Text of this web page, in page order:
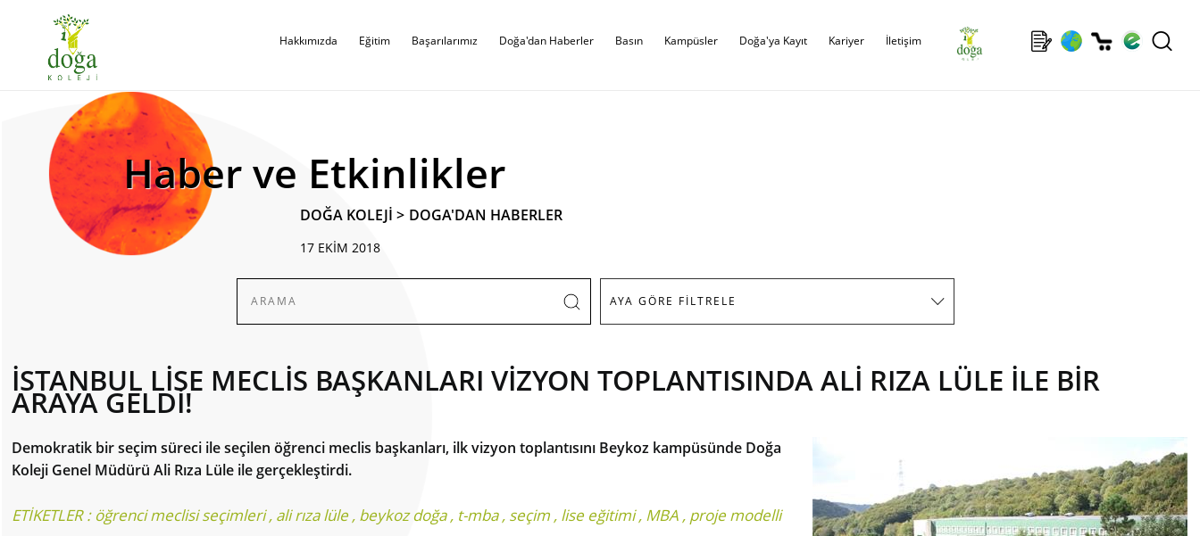
Hakkımızda Eğitim Başarılarımız Doğa'dan Haberler Basın Kampüsler Doğa'ya Kayıt Kariyer İletişim
Haber ve Etkinlikler
DOĞA KOLEJİ > DOGA'DAN HABERLER
17 EKİM 2018
İSTANBUL LİSE MECLİS BAŞKANLARI VİZYON TOPLANTISINDA ALİ RIZA LÜLE İLE BİR
ARAYA GELDİ!
Demokratik bir seçim süreci ile seçilen öğrenci meclis başkanları, ilk vizyon toplantısını Beykoz kampüsünde Doğa
Koleji Genel Müdürü Ali Rıza Lüle ile gerçekleştirdi.
ETİKETLER : öğrenci meclisi seçimleri, ali rıza lüle, beykoz doğa, t-mba, seçim , lise eğitimi, MBA , proje modelli